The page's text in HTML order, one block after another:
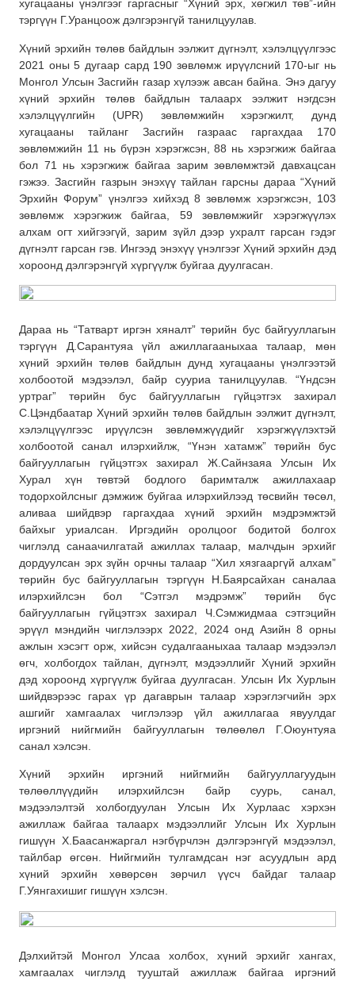
хугацааны үнэлгээг гаргасныг “Хүний эрх, хөгжил төв”-ийн
тэргүүн Г.Уранцоож дэлгэрэнгүй танилцуулав.
Хүний эрхийн төлөв байдлын ээлжит дүгнэлт, хэлэлцүүлгээс
2021 оны 5 дугаар сард 190 зөвлөмж ирүүлсний 170-ыг нь
Монгол Улсын Засгийн газар хүлээж авсан байна. Энэ дагуу
хүний эрхийн төлөв байдлын талаарх ээлжит нэгдсэн
хэлэлцүүлгийн (UPR) зөвлөмжийн хэрэгжилт, дунд
хугацааны тайланг Засгийн газраас гаргахдаа 170
зөвлөмжийн 11 нь бүрэн хэрэгжсэн, 88 нь хэрэгжиж байгаа
бол 71 нь хэрэгжиж байгаа зарим зөвлөмжтэй давхацсан
гэжээ. Засгийн газрын энэхүү тайлан гарсны дараа “Хүний
Эрхийн Форум” үнэлгээ хийхэд 8 зөвлөмж хэрэгжсэн, 103
зөвлөмж хэрэгжиж байгаа, 59 зөвлөмжийг хэрэгжүүлэх
алхам огт хийгээгүй, зарим зүйл дээр ухралт гарсан гэдэг
дүгнэлт гарсан гэв. Ингээд энэхүү үнэлгээг Хүний эрхийн дэд
хороонд дэлгэрэнгүй хүргүүлж буйгаа дуулгасан.
Дараа нь “Татварт иргэн хяналт” төрийн бус байгууллагын
тэргүүн Д.Сарантуяа үйл ажиллагааныхаа талаар, мөн
хүний эрхийн төлөв байдлын дунд хугацааны үнэлгээтэй
холбоотой мэдээлэл, байр сууриа танилцуулав. “Үндсэн
уртраг” төрийн бус байгууллагын гүйцэтгэх захирал
С.Цэндбаатар Хүний эрхийн төлөв байдлын ээлжит дүгнэлт,
хэлэлцүүлгээс ирүүлсэн зөвлөмжүүдийг хэрэгжүүлэхтэй
холбоотой санал илэрхийлж, “Үнэн хатамж” төрийн бус
байгууллагын гүйцэтгэх захирал Ж.Сайнзаяа Улсын Их
Хурал хүн төвтэй бодлого баримталж ажиллахаар
тодорхойлсныг дэмжиж буйгаа илэрхийлээд төсвийн төсөл,
аливаа шийдвэр гаргахдаа хүний эрхийн мэдрэмжтэй
байхыг уриалсан. Иргэдийн оролцоог бодитой болгох
чиглэлд санаачилгатай ажиллах талаар, малчдын эрхийг
дордуулсан эрх зүйн орчны талаар “Хил хязгааргүй алхам”
төрийн бус байгууллагын тэргүүн Н.Баярсайхан саналаа
илэрхийлсэн бол “Сэтгэл мэдрэмж” төрийн бүс
байгууллагын гүйцэтгэх захирал Ч.Сэмжидмаа сэтгэцийн
эрүүл мэндийн чиглэлээрх 2022, 2024 онд Азийн 8 орны
ажлын хэсэгт орж, хийсэн судалгааныхаа талаар мэдээлэл
өгч, холбогдох тайлан, дүгнэлт, мэдээллийг Хүний эрхийн
дэд хороонд хүргүүлж буйгаа дуулгасан. Улсын Их Хурлын
шийдвэрээс гарах үр дагаврын талаар хэрэглэгчийн эрх
ашгийг хамгаалах чиглэлээр үйл ажиллагаа явуулдаг
иргэний нийгмийн байгууллагын төлөөлөл Г.Оюунтуяа
санал хэлсэн.
Хүний эрхийн иргэний нийгмийн байгууллагуудын
төлөөллүүдийн илэрхийлсэн байр суурь, санал,
мэдээлэлтэй холбогдуулан Улсын Их Хурлаас хэрхэн
ажиллаж байгаа талаарх мэдээллийг Улсын Их Хурлын
гишүүн Х.Баасанжаргал нэгбүрчлэн дэлгэрэнгүй мэдээлэл,
тайлбар өгсөн. Нийгмийн тулгамдсан нэг асуудлын ард
хүний эрхийн хөвөрсөн зөрчил үүсч байдаг талаар
Г.Уянгахишиг гишүүн хэлсэн.
Дэлхийтэй Монгол Улсаа холбох, хүний эрхийг хангах,
хамгаалах чиглэлд тууштай ажиллаж байгаа иргэний